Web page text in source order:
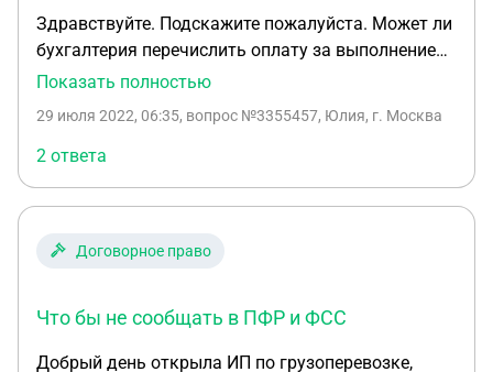
Что мне делать?
Здравствуйте. Подскажите пожалуйста. Может ли
бухгалтерия перечислить оплату за выполнение
услуги на карту его жены?. Наша фирма работает
карты. Карта есть только у его жены. Оформлять
карту на себя он не хочет так как снимается
годовая плата за пользованием карты, а это
закону не может перевести оплату за выполненую
мы заключаем договор с водителем, а не с его
его счёт. Подскажите пожалуйста так ли это? И
Показать полностью
29 июля 2022, 06:35, вопрос №3355457, Юлия, г. Москва
2 ответа
Договорное право
Что бы не сообщать в ПФР и ФСС
Добрый день открыла ИП по грузоперевозке,